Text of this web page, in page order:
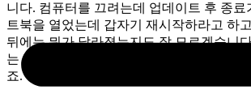
니다. 컴퓨터를 끄려는데 업데이트 후 종료
트북을 열었는데 갑자기 재시작하라고 하
뒤에는 뭐가 달라졌는지도 잘 모르겠습니
는 내 시간만 가져가고 티는 안 나는 작업
죠.